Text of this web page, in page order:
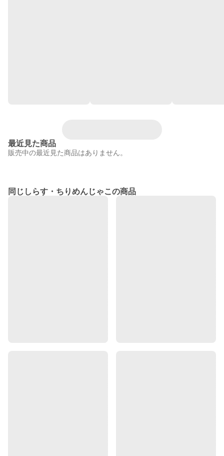
最近見た商品
販売中の最近見た商品はありません。
同じしらす・ちりめんじゃこの商品